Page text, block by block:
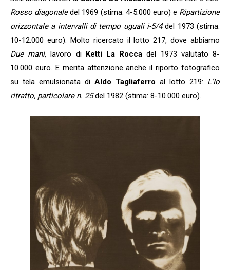
Rosso diagonaledel 1969 (stima: 4-5.000 euro) e Ripartizione
orizzontale a intervalli di tempo uguali i-5/4del 1973 (stima:
10-12.000 euro). Molto ricercato il lotto 217, dove abbiamo
Due mani, lavoro di Ketti La Rocca del 1973 valutato 8-
10.000 euro. E merita attenzione anche il riporto fotografico
su tela emulsionata di Aldo Tagliaferro al lotto 219: L’Io
ritratto, particolare n. 25del 1982 (stima: 8-10.000 euro).